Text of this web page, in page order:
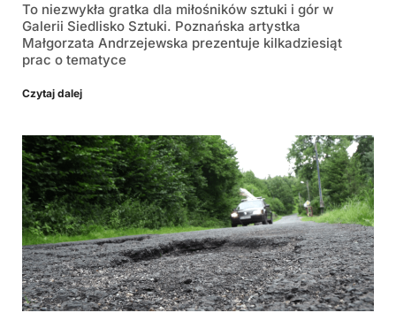
To niezwykła gratka dla miłośników sztuki i gór w
Galerii Siedlisko Sztuki. Poznańska artystka
Małgorzata Andrzejewska prezentuje kilkadziesiąt
prac o tematyce
Czytaj dalej